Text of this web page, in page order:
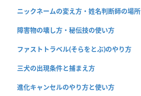
ニックネームの変え方・姓名判断師の場所
障害物の壊し方・秘伝技の使い方
ファストトラベル(そらをとぶ)のやり方
三犬の出現条件と捕まえ方
進化キャンセルのやり方と使い方